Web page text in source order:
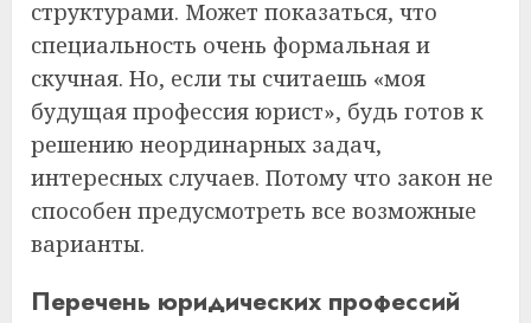
структурами. Может показаться, что
специальность очень формальная и
скучная. Но, если ты считаешь «моя
будущая профессия юрист», будь готов к
решению неординарных задач,
интересных случаев. Потому что закон не
способен предусмотреть все возможные
варианты.
Перечень юридических профессий